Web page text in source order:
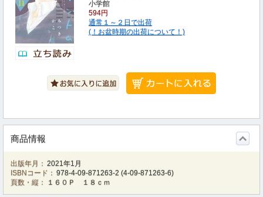
小学館
594円
通常１～２日で出荷
(！お盆時期の出荷について！)
商品情報
出版年月： 2021年1月
ISBNコード： 978-4-09-871263-2 (4-09-871263-6)
頁数・縦：
１６０Ｐ １８ｃｍ